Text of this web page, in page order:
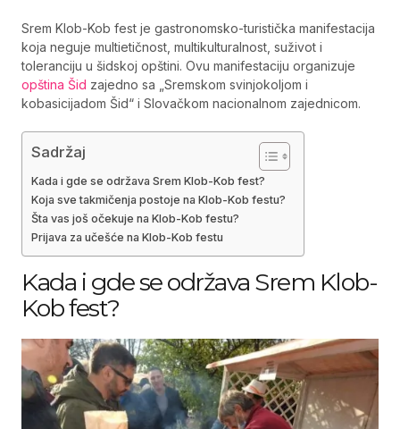
Srem Klob-Kob fest je gastronomsko-turistička manifestacija
koja neguje multietičnost, multikulturalnost, suživot i
toleranciju u šidskoj opštini. Ovu manifestaciju organizuje
opština Šid zajedno sa „Sremskom svinjokoljom i
kobasicijadom Šid“ i Slovačkom nacionalnom zajednicom.
Sadržaj
Kada i gde se održava Srem Klob-Kob fest?
Koja sve takmičenja postoje na Klob-Kob festu?
Šta vas još očekuje na Klob-Kob festu?
Prijava za učešće na Klob-Kob festu
Kada i gde se održava Srem Klob-
Kob fest?